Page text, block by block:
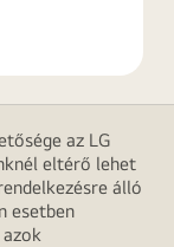
az LG
eltérő lehet
álló
esetben